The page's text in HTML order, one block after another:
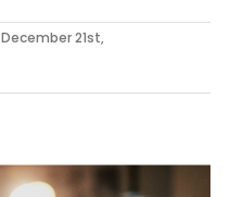
December 21st,